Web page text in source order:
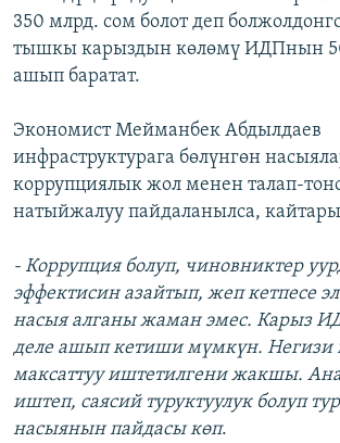
350 млрд. сом болот деп
тышкы карыздын көлөмү ИДПнын
ашып баратат.
Экономист Мейманбек Абдылдаев
инфраструктурага бөлүнгөн
коррупциялык жол менен талап-
натыйжалуу пайдаланылса,
- Коррупция болуп, чиновниктер
эффектисин азайтып, жеп кетпесе
насыя алганы жаман эмес. Карыз
деле ашып кетиши мүмкүн. Негизи
максаттуу иштетилгени жакшы.
иштеп, саясий туруктуулук болуп
насыянын пайдасы көп.